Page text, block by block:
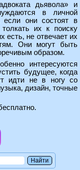
дьявола» и
в личной
они состоят в
их к поиску
есть, не отвечает их
Они могут быть
образом.
интересуются
будущее, когда
идти не в ногу со
дизайн, точные